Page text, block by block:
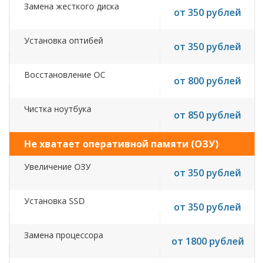
Замена жесткого диска от 350 рублей
Установка оптибей от 350 рублей
Восстановление ОС от 800 рублей
Чистка ноутбука от 850 рублей
Не хватает оперативной памяти (ОЗУ)
Увеличение ОЗУ от 350 рублей
Установка SSD от 350 рублей
Замена процессора от 1800 рублей